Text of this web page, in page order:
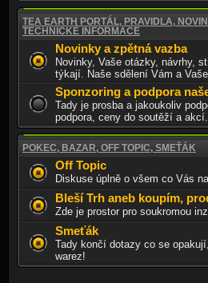
TEA EARTH PORTÁL, PRAVIDLA,
TECHNICKÉ INFORMACE
Novinky a zpětná vazba
Novinky, Vaše otázky, návrhy,
týkají. Naše sdělení Vám a Vaše
Sponzoring a podpora
Tady je prosba a jakoukoliv
podpora, ceny do soutěží a akcí.
POKEC, BAZAR, OFF TOPIC, SMEŤÁK
Off Topic
Diskuse úplně o všem co Vás
Bleší Trh aneb koupím,
Zde je prostor pro soukromou
Smeťák
Tady končí dotazy co se
warez!